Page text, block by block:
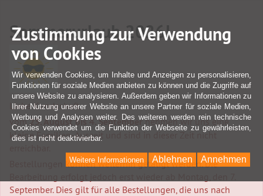
Sommerurlaub 2026!
Liebe Kundschaft,
vom25. August bis 4. Septembernehmen wir uns eine
kleine Familien-Auszeit und sind in dieser Zeit nicht
Bestellungen können weiterhin getätigt werden. Die
September. Dies gilt für alle Bestellungen, die uns nach
Zustimmung zur Verwendung
von Cookies
Wir verwenden Cookies, um Inhalte und Anzeigen zu personalisieren,
Funktionen für soziale Medien anbieten zu können und die Zugriffe auf
unsere Website zu analysieren. Außerdem geben wir Informationen zu
Ihrer Nutzung unserer Website an unsere Partner für soziale Medien,
Werbung und Analysen weiter. Des weiteren werden rein technische
Cookies verwendet um die Funktion der Webseite zu gewährleisten,
dies ist nicht deaktivierbar.
Annehmen
Ablehnen
Weitere Informationen